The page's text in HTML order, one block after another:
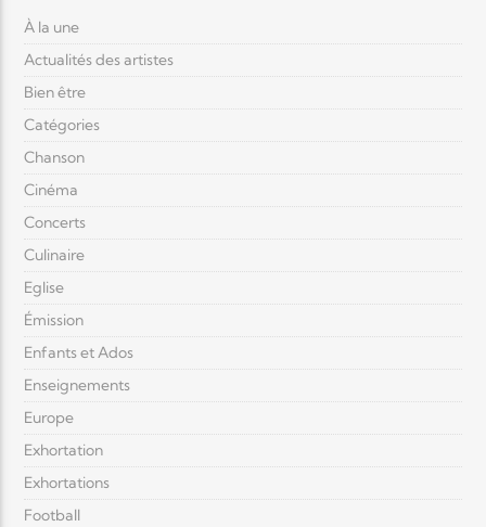
À la une
Actualités des artistes
Bien être
Catégories
Chanson
Cinéma
Concerts
Culinaire
Eglise
Émission
Enfants et Ados
Enseignements
Europe
Exhortation
Exhortations
Football